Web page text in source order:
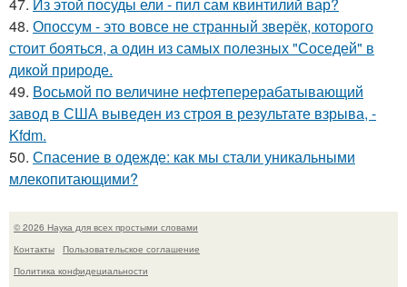
48. Опоссум - это вовсе не странный зверёк, которого
стоит бояться, а один из самых полезных "Соседей" в
дикой природе.
49. Восьмой по величине нефтеперерабатывающий
завод в США выведен из строя в результате взрыва, -
Kfdm.
50. Спасение в одежде: как мы стали уникальными
млекопитающими?
© 2026 Наука для всех простыми словами
Контакты
Пользовательское соглашение
Политика конфидециальности